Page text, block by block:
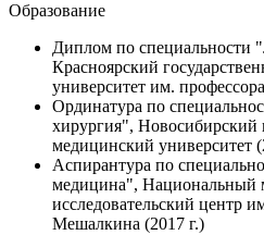
Образование
Диплом по специальности
Красноярский
университет им.
Ординатура по
хирургия", Новосибирский
медицинский университет
Аспирантура по
медицина", Национальный
исследовательский центр
Мешалкина (2017 г.)